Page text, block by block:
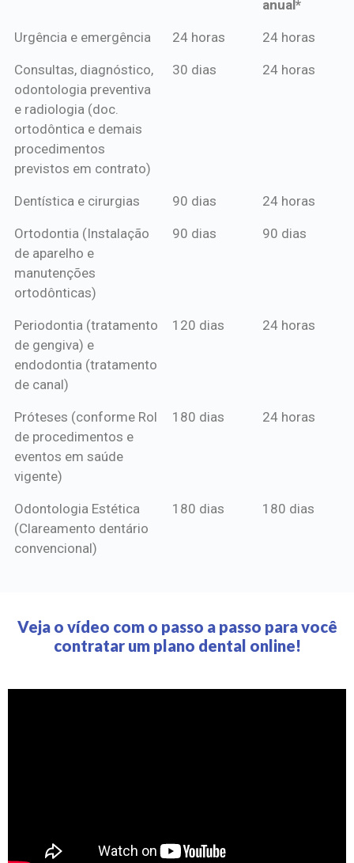
anual*
*Procedimentos Amil
*Pagamento
mensal*
*Pagamento
de crédito
Urgência e emergência 24 horas 24 horas
Consultas, diagnóstico,
odontologia preventiva
e radiologia (doc.
ortodôntica e demais
procedimentos
previstos em contrato)
30 dias 24 horas
Dentística e cirurgias 90 dias 24 horas
Ortodontia (Instalação
de aparelho e
manutenções
ortodônticas)
90 dias 90 dias
Periodontia (tratamento
de gengiva) e
endodontia (tratamento
de canal)
120 dias 24 horas
Próteses (conforme Rol
de procedimentos e
eventos em saúde
vigente)
180 dias 24 horas
Odontologia Estética
(Clareamento dentário
convencional)
180 dias 180 dias
Veja o vídeo com o passo a passo para você
contratar um plano dental online!